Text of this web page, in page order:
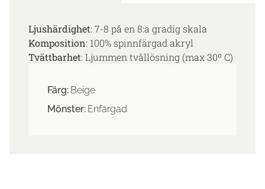
Ljushärdighet: 7-8 på en 8:a gradig skala
Komposition: 100% spinnfärgad akryl
Tvättbarhet: Ljummen tvållösning (max 30º C)
Färg: Beige
Mönster: Enfärgad